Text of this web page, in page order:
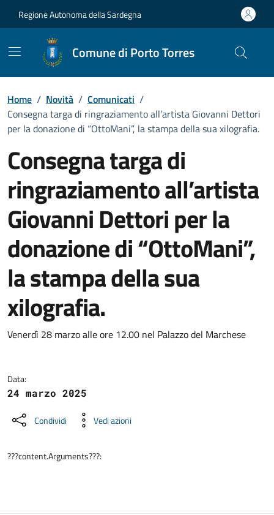
Regione Autonoma della Sardegna
Comune di Porto Torres
Home / Novità / Comunicati /
Consegna targa di ringraziamento all’artista Giovanni Dettori
per la donazione di “OttoMani”, la stampa della sua xilografia.
Consegna targa di
ringraziamento all’artista
Giovanni Dettori per la
donazione di “OttoMani”,
la stampa della sua
xilografia.
Dettagli della notizia
Venerdì 28 marzo alle ore 12.00 nel Palazzo del Marchese
Data:
24 marzo 2025
Condividi Vedi azioni
???content.Arguments???: